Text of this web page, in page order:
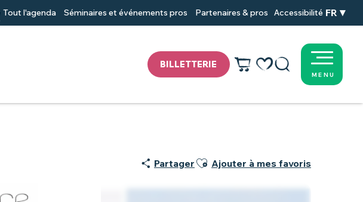
BILLETTERIE
Voir les favoris
Recherche
Tout l'agenda Séminaires et événements pros Partenaires & pros Accessibilité FR
MENU
Partager Ajouter aux favoris
Ajouter à mes favoris